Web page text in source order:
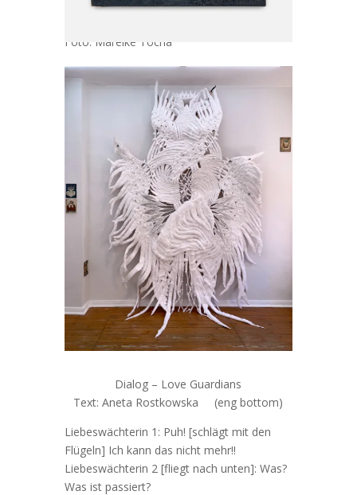
Foto: Mareike Tocha
Dialog – Love Guardians
Text: Aneta Rostkowska (eng bottom)
Liebeswächterin 1: Puh! [schlägt mit den
Flügeln] Ich kann das nicht mehr!!
Liebeswächterin 2 [fliegt nach unten]: Was?
Was ist passiert?